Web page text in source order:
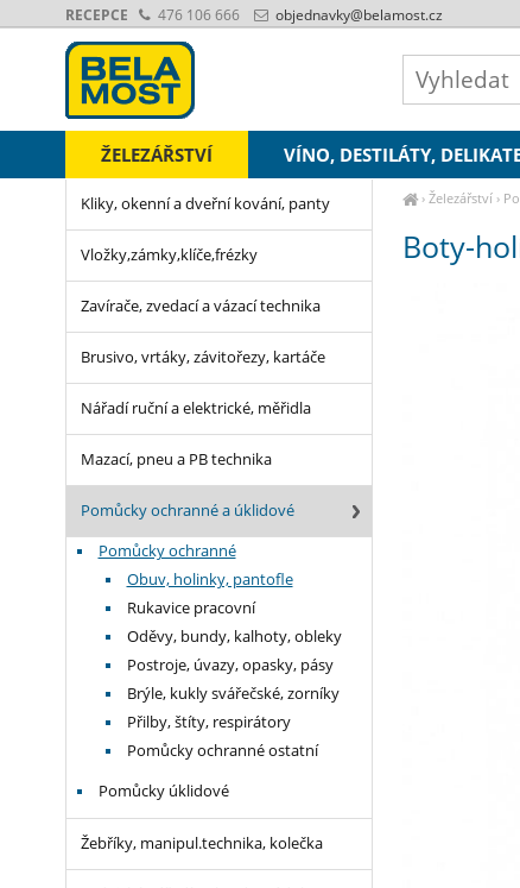
› Železářství›
Boty-
Kliky, okenní a dveřní kování, panty
Vložky,zámky,klíče,frézky
Zavírače, zvedací a vázací technika
Brusivo, vrtáky, závitořezy, kartáče
Nářadí ruční a elektrické, měřidla
Mazací, pneu a PB technika
Pomůcky ochranné a úklidové
Pomůcky ochranné
Obuv, holinky, pantofle
Rukavice pracovní
Oděvy, bundy, kalhoty, obleky
Postroje, úvazy, opasky, pásy
Brýle, kukly svářečské, zorníky
Přilby, štíty, respirátory
Pomůcky ochranné ostatní
Pomůcky úklidové
Žebříky, manipul.technika, kolečka
ŽELEZÁŘSTVÍ VÍNO, DESTILÁTY,
RECEPCE 476 106 666 objednavky@belamost.cz